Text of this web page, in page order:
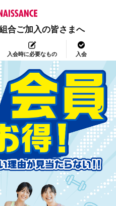
合ご加入の皆さまへ
入会時に必要なもの 入会